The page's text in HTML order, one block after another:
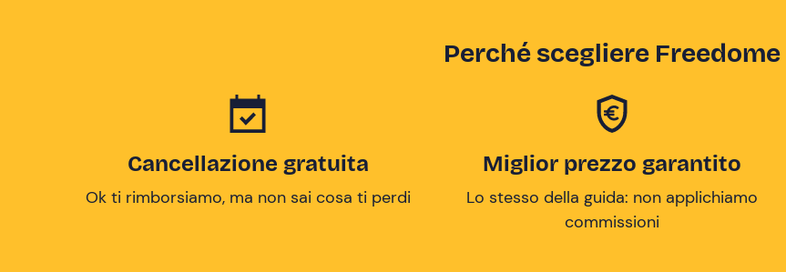
Perché scegliere Freedome
Cancellazione gratuita
Ok ti rimborsiamo, ma non sai cosa ti perdi
Miglior prezzo garantito
Lo stesso della guida: non applichiamo
commissioni